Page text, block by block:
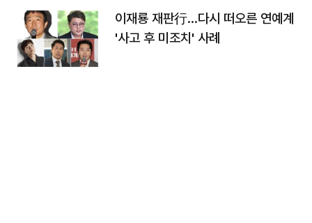
이재룡 재판行…다시 떠오른 연예계
'사고 후 미조치' 사례